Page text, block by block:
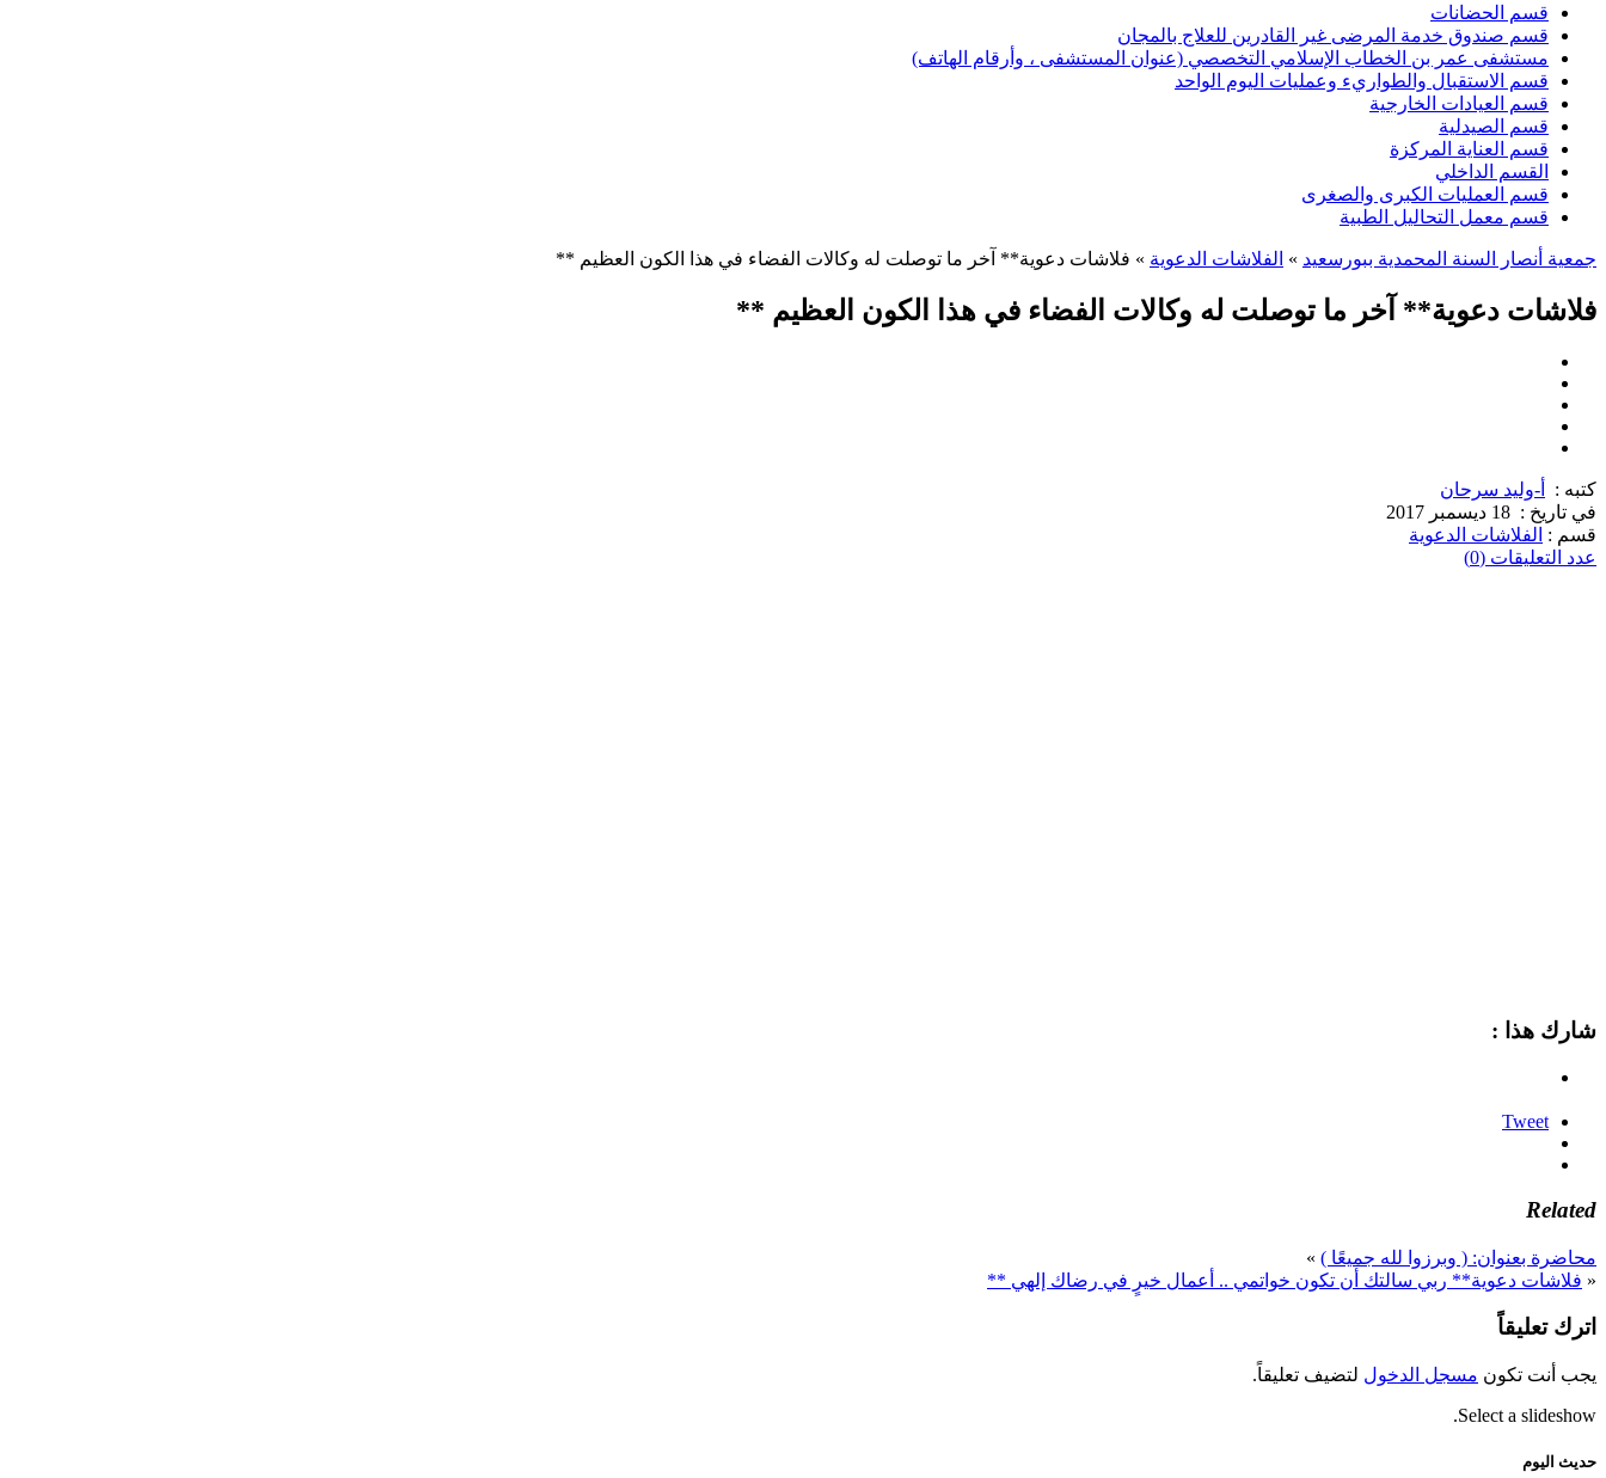
قسم الحضانات
قسم صندوق خدمة المرضى غير القادرين للعلاج بالمجان
مستشفى عمر بن الخطاب الإسلامي التخصصي (عنوان المستشفى ، وأرقام الهاتف)
قسم الاستقبال والطواريء وعمليات اليوم الواحد
قسم العيادات الخارجية
قسم الصيدلية
قسم العناية المركزة
القسم الداخلي
قسم العمليات الكبرى والصغرى
قسم معمل التحاليل الطبية
جمعية أنصار السنة المحمدية ببورسعيد » الفلاشات الدعوية » فلاشات دعوية** آخر ما توصلت له وكالات الفضاء في هذا الكون العظيم **
فلاشات دعوية** آخر ما توصلت له وكالات الفضاء في هذا الكون العظيم **
كتبه :
أ-وليد سرحان
في تاريخ : 18 ديسمبر 2017
قسم : الفلاشات الدعوية
عدد التعليقات (0)
شارك هذا :
Tweet
Related
محاضرة بعنوان: ( وبرزوا لله جميعًا ) »
« فلاشات دعوية** ربي سالتك أن تكون خواتمي .. أعمال خيرٍ في رضاك إلهي **
اترك تعليقاً
يجب أنت تكون مسجل الدخول لتضيف تعليقاً.
Select a slideshow.
حديث اليوم